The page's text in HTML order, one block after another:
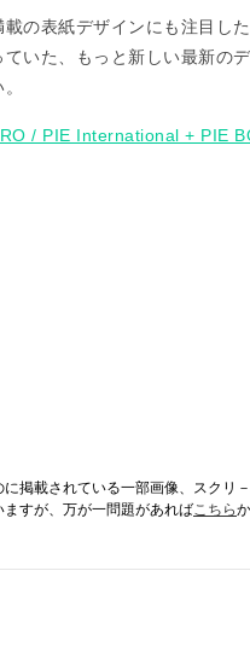
載の表紙デザインにも注目し
ていた、もっと新しい最新の
/ PIE International + PIE
掲載されている一部画像、スクリ
ますが、万が一問題があればこちら